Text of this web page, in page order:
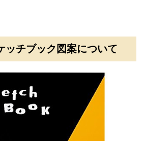
ッチブック図案について